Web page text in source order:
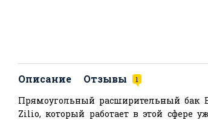
Описание Отзывы 1
Прямоугольный расширительный бак
Zilio, который работает в этой сфере